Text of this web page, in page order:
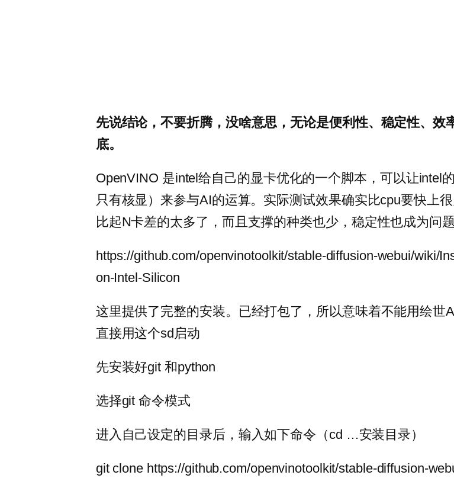
先说结论，不要折腾，没啥意思，无论是便利性、稳定性、效
底。
OpenVINO 是intel给自己的显卡优化的一个脚本，可以让intel
只有核显）来参与AI的运算。实际测试效果确实比cpu要快上
比起N卡差的太多了，而且支撑的种类也少，稳定性也成为问题
https://github.com/openvinotoolkit/stable-diffusion-webui/wiki/
on-Intel-Silicon
这里提供了完整的安装。已经打包了，所以意味着不能用绘世
直接用这个sd启动
先安装好git 和python
选择git 命令模式
进入自己设定的目录后，输入如下命令（cd …安装目录）
git clone https://github.com/openvinotoolkit/stable-diffusion-